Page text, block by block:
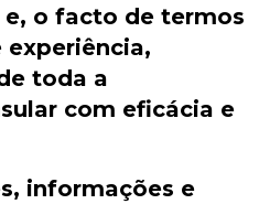
o facto de termos
experiência,
toda a
com eficácia e
informações e